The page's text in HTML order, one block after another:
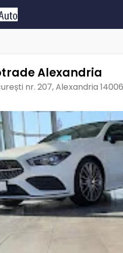
Alexandria
nr. 207, Alexandria